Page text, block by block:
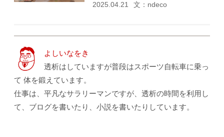
2025.04.21 文：ndeco
よしいなをき
透析はしていますが普段はスポーツ自転車に乗っ
て 体を鍛えています。
仕事は、平凡なサラリーマンですが、透析の時間を利用し
て、ブログを書いたり、小説を書いたりしています。